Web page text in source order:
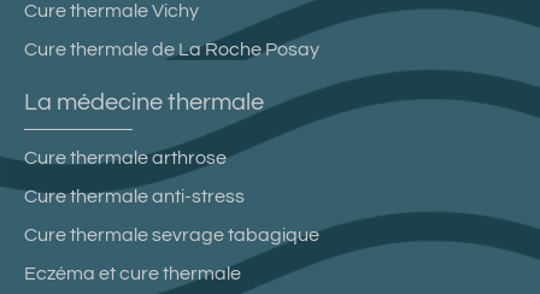
Cure thermale Vichy
Cure thermale de La Roche Posay
La médecine thermale
Cure thermale arthrose
Cure thermale anti-stress
Cure thermale sevrage tabagique
Eczéma et cure thermale